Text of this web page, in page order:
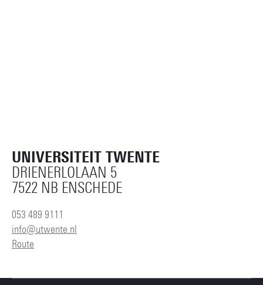
UNIVERSITEIT TWENTE
DRIENERLOLAAN 5
7522 NB ENSCHEDE
053 489 9111
info@utwente.nl
Route